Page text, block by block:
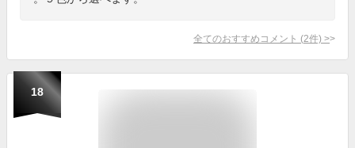
全てのおすすめコメント (2件) >
18